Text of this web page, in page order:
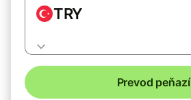
TRY
Prevod peňazí